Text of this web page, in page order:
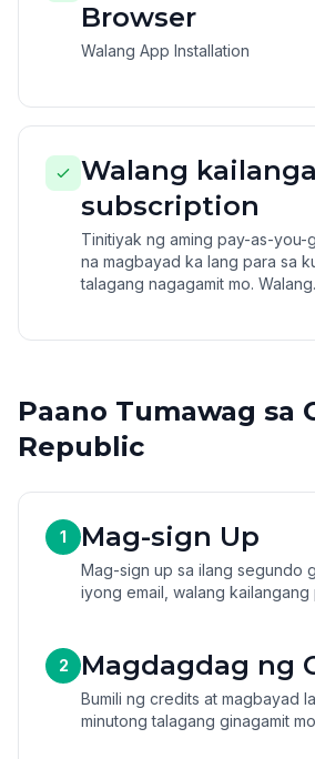
Browser
Walang App Installation
Walang
subscription
Tinitiyak ng aming pay-as-you-
na magbayad ka lang para sa
talagang nagagamit mo.
Paano Tumawag sa
Republic
1 Mag-sign Up
Mag-sign up sa ilang segundo
iyong email, walang
2 Magdagdag ng
Bumili ng credits at magbayad
minutong talagang ginagamit mo